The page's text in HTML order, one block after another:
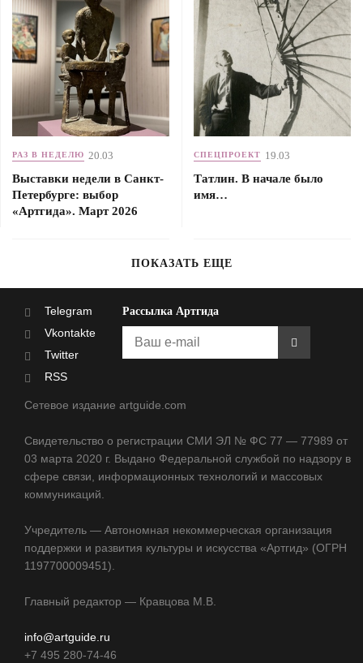
РАЗ В НЕДЕЛЮ 20.03
Выставки недели в Санкт-
Петербурге: выбор
«Артгида». Март 2026
СПЕЦПРОЕКТ 19.03
Татлин. В начале было
имя…
ПОКАЗАТЬ ЕЩЕ
Telegram
Vkontakte
Twitter
RSS
Рассылка Артгида
Сетевое издание artguide.com
Свидетельство о регистрации СМИ ЭЛ № ФС 77 — 77989 от
03 марта 2020 г. Выдано Федеральной службой по надзору в
сфере связи, информационных технологий и массовых
коммуникаций.
Учредитель — Автономная некоммерческая организация
поддержки и развития культуры и искусства «Артгид» (ОГРН
1197700009451).
Главный редактор — Кравцова М.В.
info@artguide.ru
+7 495 280-74-46